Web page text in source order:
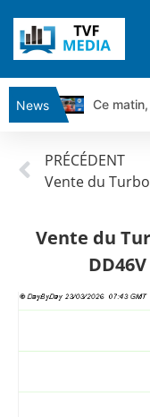
News
PRÉCÉDENT
Vente du